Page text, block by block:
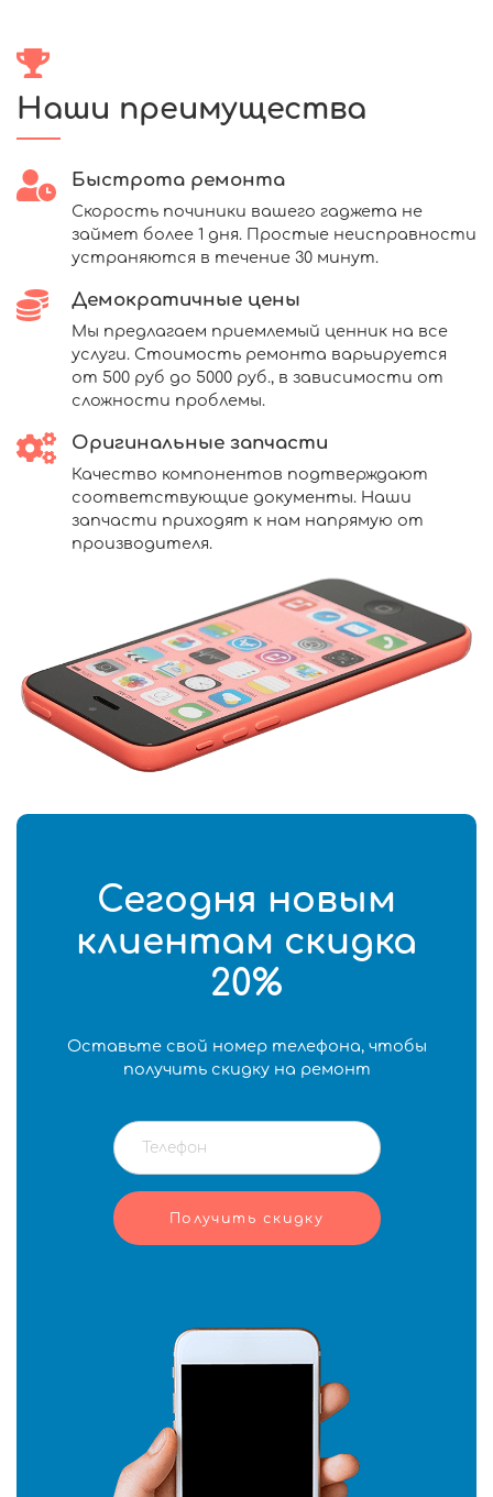
Наши преимущества
Быстрота ремонта
Скорость починики вашего гаджета не
займет более 1 дня. Простые неисправности
устраняются в течение 30 минут.
Демократичные цены
Мы предлагаем приемлемый ценник на все
услуги. Стоимость ремонта варьируется
от 500 руб до 5000 руб., в зависимости от
сложности проблемы.
Оригинальные запчасти
Качество компонентов подтверждают
соответствующие документы. Наши
запчасти приходят к нам напрямую от
производителя.
Сегодня новым
клиентам скидка
20%
Оставьте свой номер телефона, чтобы
получить скидку на ремонт